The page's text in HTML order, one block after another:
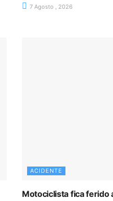
7 Agosto , 2026
ACIDENTE
Motociclista fica ferido